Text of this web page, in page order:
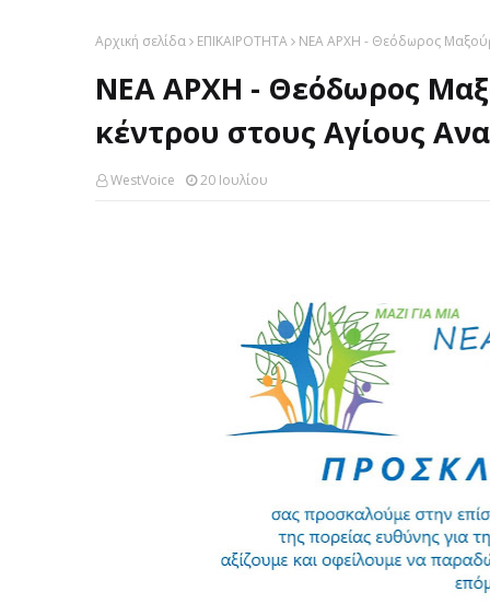
Αρχική σελίδα ΕΠΙΚΑΙΡΟΤΗΤΑ ΝΕΑ ΑΡΧΗ - Θεόδωρος
ΝΕΑ ΑΡΧΗ - Θεόδωρος
κέντρου στους Αγίους
WestVoice 20 Ιουλίου